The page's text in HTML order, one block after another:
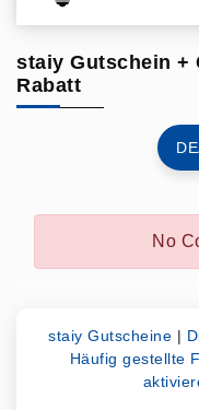
staiy Gutschein +
Rabatt
No
staiy Gutscheine |
Häufig gestellte